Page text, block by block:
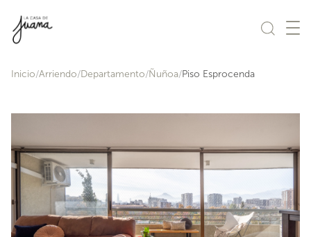
Inicio Arriendo Departamento Ñuñoa Piso Esprocenda